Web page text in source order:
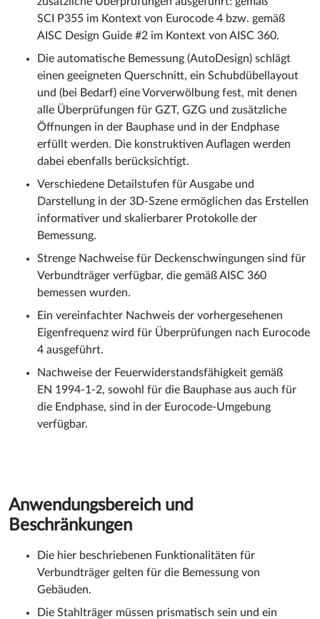
SCI P355 im Kontext von Eurocode 4 bzw. gemäß
AISC Design Guide #2 im Kontext von AISC 360.
Die automatische Bemessung (AutoDesign) schlägt
einen geeigneten Querschnitt, ein Schubdübellayout
und (bei Bedarf) eine Vorverwölbung fest, mit denen
alle Überprüfungen für GZT, GZG und zusätzliche
Öffnungen in der Bauphase und in der Endphase
erfüllt werden. Die konstruktiven Auflagen werden
dabei ebenfalls berücksichtigt.
Verschiedene Detailstufen für Ausgabe und
Darstellung in der 3D-Szene ermöglichen das Erstellen
informativer und skalierbarer Protokolle der
Bemessung.
Strenge Nachweise für Deckenschwingungen sind für
Verbundträger verfügbar, die gemäß AISC 360
bemessen wurden.
Ein vereinfachter Nachweis der vorhergesehenen
Eigenfrequenz wird für Überprüfungen nach Eurocode
4 ausgeführt.
Nachweise der Feuerwiderstandsfähigkeit gemäß
EN 1994-1-2, sowohl für die Bauphase aus auch für
die Endphase, sind in der Eurocode-Umgebung
verfügbar.
Anwendungsbereich und
Beschränkungen
Die hier beschriebenen Funktionalitäten für
Verbundträger gelten für die Bemessung von
Gebäuden.
Die Stahlträger müssen prismatisch sein und ein